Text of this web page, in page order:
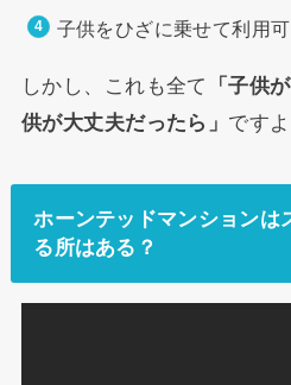
子供をひざに乗せて利用可
しかし、これも全て
「子供
供が大丈夫だったら」 ですよ
ホーンテッドマンションは
る所はある？